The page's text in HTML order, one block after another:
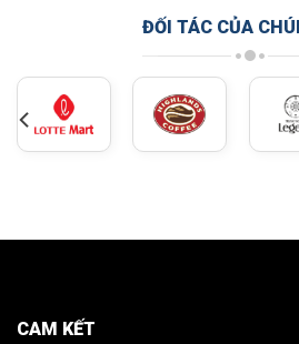
ĐỐI TÁC CỦA
CAM KẾT